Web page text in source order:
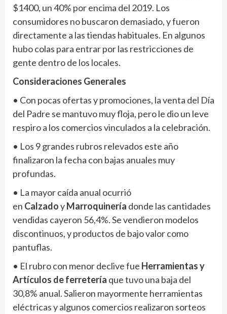
$1400, un 40% por encima del 2019. Los
consumidores no buscaron demasiado, y fueron
directamente a las tiendas habituales. En algunos
hubo colas para entrar por las restricciones de
gente dentro de los locales.
Consideraciones Generales
• Con pocas ofertas y promociones, la venta del Día
del Padre se mantuvo muy floja, pero le dio un leve
respiro a los comercios vinculados a la celebración.
• Los 9 grandes rubros relevados este año
finalizaron la fecha con bajas anuales muy
profundas.
• La mayor caída anual ocurrió
en CalzadoyMarroquinería donde las cantidades
vendidas cayeron 56,4%. Se vendieron modelos
discontinuos, y productos de bajo valor como
pantuflas.
• El rubro con menor declive fue Herramientas y
Artículos de ferretería que tuvo una baja del
30,8% anual. Salieron mayormente herramientas
eléctricas y algunos comercios realizaron sorteos